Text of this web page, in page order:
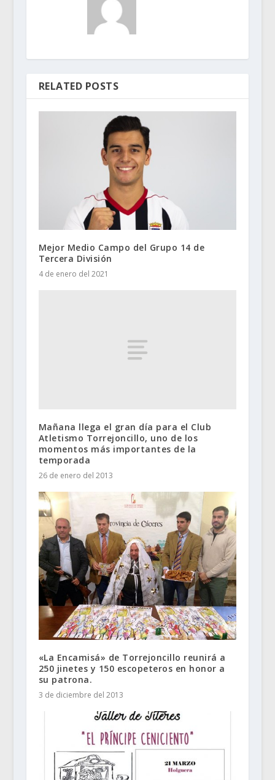
RELATED POSTS
Mejor Medio Campo del Grupo 14 de
Tercera División
4 de enero del 2021
Mañana llega el gran día para el Club
Atletismo Torrejoncillo, uno de los
momentos más importantes de la
temporada
26 de enero del 2013
«La Encamisá» de Torrejoncillo reunirá a
250 jinetes y 150 escopeteros en honor a
su patrona.
3 de diciembre del 2013